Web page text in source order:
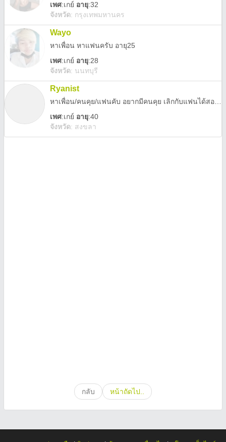
เพศ:เกย์ อายุ:32
จังหวัด: กรุงเทพมหานคร
Wayo
หาเพื่อน หาแฟนครับ อายุ25
เพศ:เกย์ อายุ:28
จังหวัด: นนทบุรี
Ryanist
เพศ:เกย์ อายุ:40
จังหวัด: สงขลา
กลับ หน้าถัดไป..